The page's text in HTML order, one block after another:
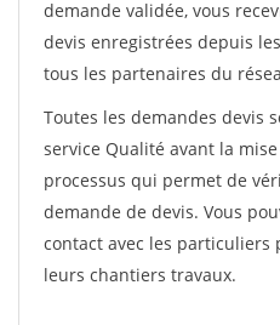
demande validée, vous
devis enregistrées depuis
tous les partenaires du
Toutes les demandes devis
service Qualité avant la
processus qui permet de
demande de devis. Vous
contact avec les
leurs chantiers travaux.